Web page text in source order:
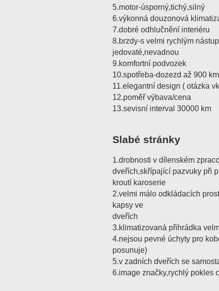
5.motor-úsporný,tichý,silný
6.výkonná douzonová
7.dobré odhlučnění interiéru
8.brzdy-s velmi rychlým
jedovaté,nevadnou
9.komfortní podvozek
10.spotřeba-dozezd až 900
11.elegantní design ( otázka
12.poměř výbava/cena
13.sevisní interval 30000 km
Slabé stránky
1.drobnosti v dílenském
dveřích,skřípající pazvuky při
kroutí karoserie
2.velmi málo odkládacích
kapsy ve
dveřích
3.klimatizovaná přihrádka
4.nejsou pevné úchyty pro
posunuje)
5.v zadních dveřích se
6.image značky,rychlý pokles